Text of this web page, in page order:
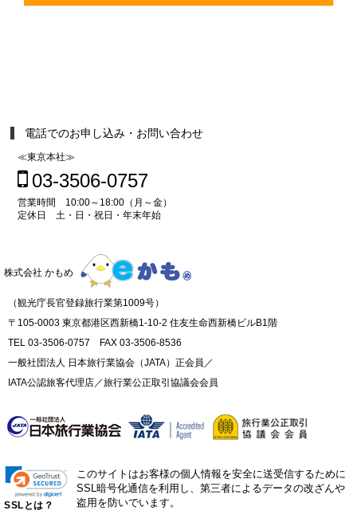
電話でのお申し込み・お問い合わせ
≪東京本社≫
03-3506-0757
営業時間 10:00～18:00（月～金）
定休日 土・日・祝日・年末年始
株式会社 かもめ
（観光庁長官登録旅行業第1009号）
〒105-0003 東京都港区西新橋1-10-2 住友生命西新橋ビルB1階
TEL 03-3506-0757 FAX 03-3506-8536
一般社団法人 日本旅行業協会（JATA）正会員／
IATA公認旅客代理店／旅行業公正取引協議会会員
SSLとは？
このサイトはお客様の個人情報を安全に送受信するために
SSL暗号化通信を利用し、第三者によるデータの改ざんや
盗用を防いでいます。